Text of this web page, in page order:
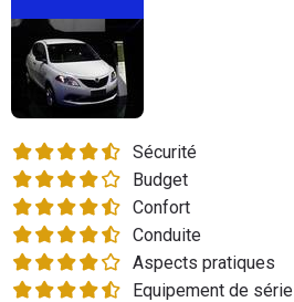
Electriques
Utilitaires
Flottes
Auto
Services
Forum
Sécurité
Budget
Confort
Conduite
Aspects pratiques
Equipement de série